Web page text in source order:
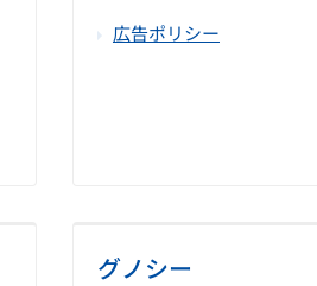
広告ポリシー
グノシー